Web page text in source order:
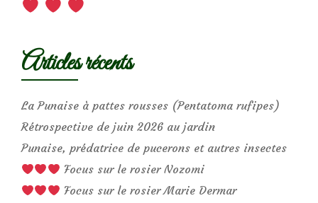
Articles récents
La Punaise à pattes rousses (Pentatoma rufipes)
Rétrospective de juin 2026 au jardin
Punaise, prédatrice de pucerons et autres insectes
Focus sur le rosier Nozomi
Focus sur le rosier Marie Dermar